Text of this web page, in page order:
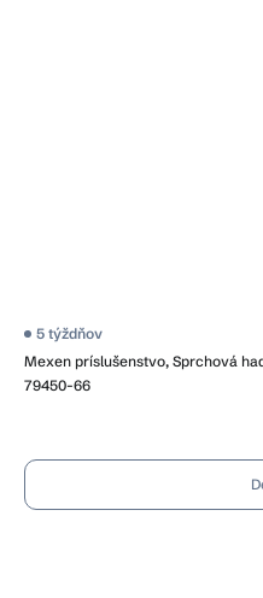
Mexen príslušenstvo, Sprchová
79450-66
5 týždňov